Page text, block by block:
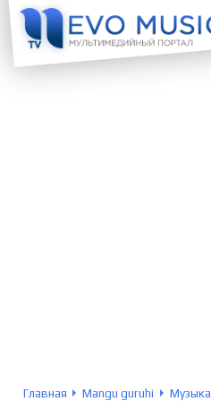
Главная Mangu guruhi Музыка